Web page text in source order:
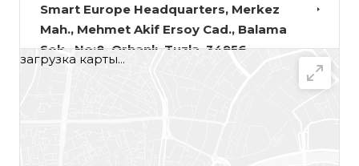
Smart Europe Headquarters, Merkez
Mah., Mehmet Akif Ersoy Cad., Balama
Sok., No:8, Orhanlı, Tuzla, 34956,
Istanbul, Türkiye.
загрузка карты...